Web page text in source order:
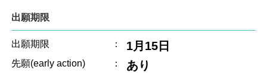
出願期限
出願期限 ： 1月15日
先願(early action) ： あり